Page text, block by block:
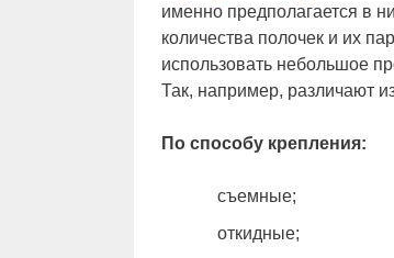
именно предполагается в
количества полочек и их
использовать небольшое
Так, например, различают
По способу крепления:
съемные;
откидные;